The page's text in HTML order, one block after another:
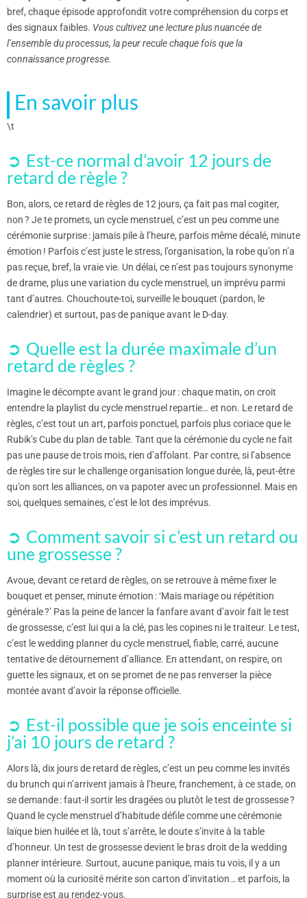
bref, chaque épisode approfondit votre compréhension du corps et
des signaux faibles. Vous cultivez une lecture plus nuancée de
l’ensemble du processus, la peur recule chaque fois que la
connaissance progresse.
En savoir plus
\t
Est-ce normal d’avoir 12 jours de
retard de règle ?
Bon, alors, ce retard de règles de 12 jours, ça fait pas mal cogiter,
non ? Je te promets, un cycle menstruel, c’est un peu comme une
cérémonie surprise : jamais pile à l’heure, parfois même décalé, minute
émotion ! Parfois c’est juste le stress, l’organisation, la robe qu’on n’a
pas reçue, bref, la vraie vie. Un délai, ce n’est pas toujours synonyme
de drame, plus une variation du cycle menstruel, un imprévu parmi
tant d’autres. Chouchoute-toi, surveille le bouquet (pardon, le
calendrier) et surtout, pas de panique avant le D-day.
Quelle est la durée maximale d’un
retard de règles ?
Imagine le décompte avant le grand jour : chaque matin, on croit
entendre la playlist du cycle menstruel repartie… et non. Le retard de
règles, c’est tout un art, parfois ponctuel, parfois plus coriace que le
Rubik’s Cube du plan de table. Tant que la cérémonie du cycle ne fait
pas une pause de trois mois, rien d’affolant. Par contre, si l’absence
de règles tire sur le challenge organisation longue durée, là, peut-être
qu’on sort les alliances, on va papoter avec un professionnel. Mais en
soi, quelques semaines, c’est le lot des imprévus.
Comment savoir si c’est un retard ou
une grossesse ?
Avoue, devant ce retard de règles, on se retrouve à même fixer le
bouquet et penser, minute émotion : ‘Mais mariage ou répétition
générale ?’ Pas la peine de lancer la fanfare avant d’avoir fait le test
de grossesse, c’est lui qui a la clé, pas les copines ni le traiteur. Le test,
c’est le wedding planner du cycle menstruel, fiable, carré, aucune
tentative de détournement d’alliance. En attendant, on respire, on
guette les signaux, et on se promet de ne pas renverser la pièce
montée avant d’avoir la réponse officielle.
Est-il possible que je sois enceinte si
j’ai 10 jours de retard ?
Alors là, dix jours de retard de règles, c’est un peu comme les invités
du brunch qui n’arrivent jamais à l’heure, franchement, à ce stade, on
se demande : faut-il sortir les dragées ou plutôt le test de grossesse ?
Quand le cycle menstruel d’habitude défile comme une cérémonie
laïque bien huilée et là, tout s’arrête, le doute s’invite à la table
d’honneur. Un test de grossesse devient le bras droit de la wedding
planner intérieure. Surtout, aucune panique, mais tu vois, il y a un
moment où la curiosité mérite son carton d’invitation… et parfois, la
surprise est au rendez-vous.